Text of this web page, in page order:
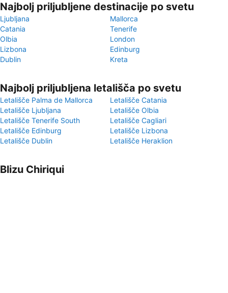
Najbolj priljubljene destinacije po svetu
Ljubljana
Mallorca
Catania
Tenerife
Olbia
London
Lizbona
Edinburg
Dublin
Kreta
Najbolj priljubljena letališča po svetu
Letališče Palma de Mallorca
Letališče Catania
Letališče Ljubljana
Letališče Olbia
Letališče Tenerife South
Letališče Cagliari
Letališče Edinburg
Letališče Lizbona
Letališče Dublin
Letališče Heraklion
Blizu Chiriqui